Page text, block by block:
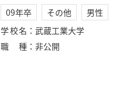
09年卒 その他
男性
学校名 ： 武蔵工業大学
職種 ： 非公開